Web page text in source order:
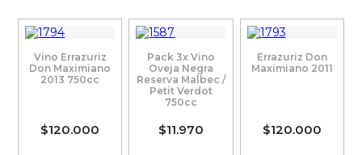
Vino Errazuriz
Don Maximiano
2013 750cc
$120.000
Errazuriz Don
Maximiano 2011
$120.000
Pack 3x Vino
Oveja Negra
Reserva Malbec /
Petit Verdot
750cc
$11.970